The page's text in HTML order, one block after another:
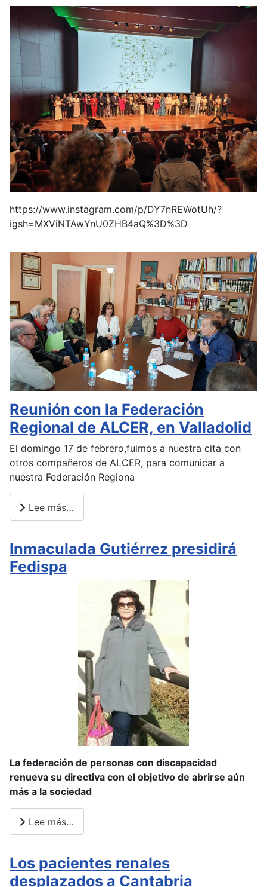
https://www.instagram.com/p/DY7nREWotUh/?
igsh=MXViNTAwYnU0ZHB4aQ%3D%3D
Reunión con la Federación
Regional de ALCER, en Valladolid
El domingo 17 de febrero,fuimos a nuestra cita con
otros compañeros de ALCER, para comunicar a
nuestra Federación Regiona
Lee más…
Inmaculada Gutiérrez presidirá
Fedispa
La federación de personas con discapacidad
renueva su directiva con el objetivo de abrirse aún
más a la sociedad
Lee más…
Los pacientes renales
desplazados a Cantabria